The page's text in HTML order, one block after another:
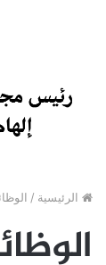
الرئيسية /